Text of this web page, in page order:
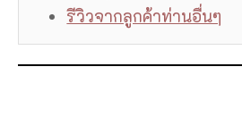
รีวิวจากลูกค้าท่านอื่นๆ